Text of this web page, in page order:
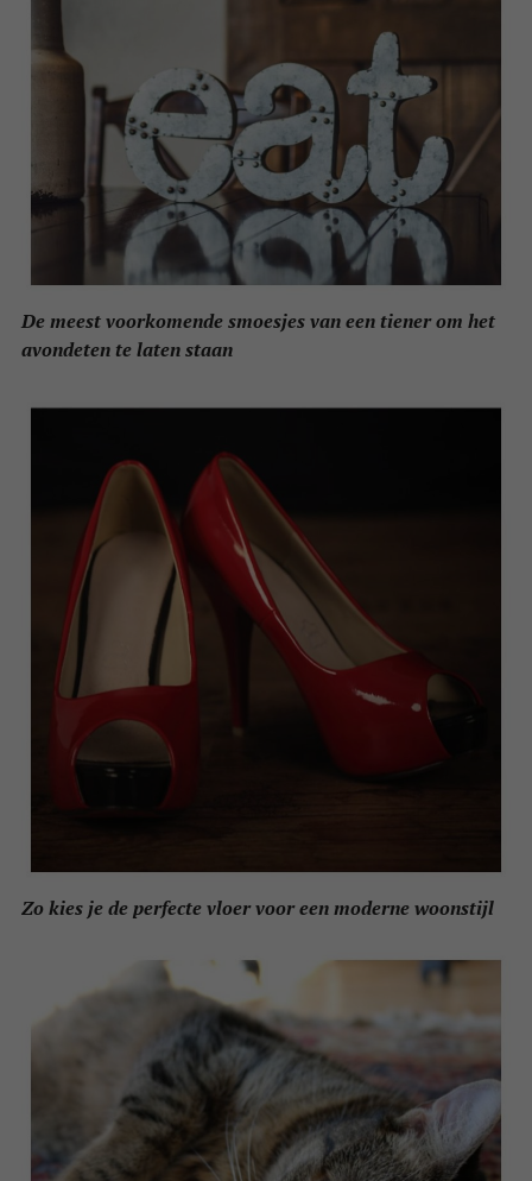
De meest voorkomende smoesjes van een tiener om het
avondeten te laten staan
Zo kies je de perfecte vloer voor een moderne woonstijl